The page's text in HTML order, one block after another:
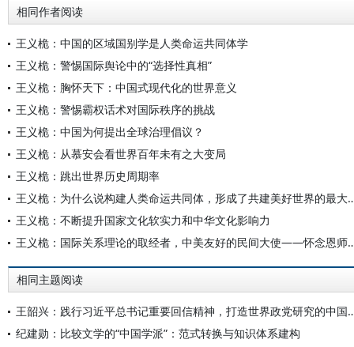
相同作者阅读
王义桅：中国的区域国别学是人类命运共同体学
王义桅：警惕国际舆论中的“选择性真相”
王义桅：胸怀天下：中国式现代化的世界意义
王义桅：警惕霸权话术对国际秩序的挑战
王义桅：中国为何提出全球治理倡议？
王义桅：从慕安会看世界百年未有之大变局
王义桅：跳出世界历史周期率
王义桅：为什么说构建人类命
王义桅：不断提升国家文化软实力和中华文化影响力
王义桅：国际关系理论的取经
相同主题阅读
王韶兴：践行习近平总书记重
纪建勋：比较文学的“中国学派”：范式转换与知识体系建构